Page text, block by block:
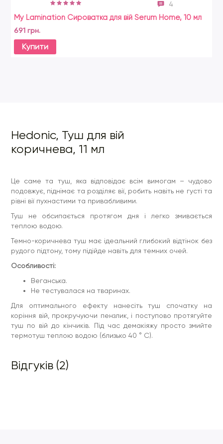
4
My Lamination Сироватка для вій Serum Home, 10 мл
691 грн.
Купити
Hedonic, Туш для вій
коричнева, 11 мл
Це саме та туш, яка відповідає всім вимогам – чудово
подовжує, піднімає та розділяє вії, робить навіть не густі та
рівні вії пухнастими та привабливими.
Туш не обсипається протягом дня і легко змивається
теплою водою.
Темно-коричнева туш має ідеальний глибокий відтінок без
рудого підтону, тому підійде навіть для темних очей.
Особливості:
Веганська.
Не тестувалася на тваринах.
Для оптимального ефекту нанесіть туш спочатку на
коріння вій, прокручуючи пензлик, і поступово протягуйте
туш по вій до кінчиків. Під час демакіяжу просто змийте
термотуш теплою водою (близько 40 ° C).
Відгуків (2)